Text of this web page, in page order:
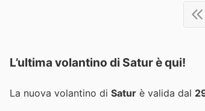
L’ultima volantino di Satur è qui!
La nuova volantino di Satur è valida dal